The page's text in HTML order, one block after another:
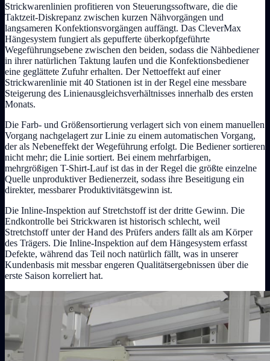
Strickwarenlinien profitieren von Steuerungssoftware, die die
Taktzeit-Diskrepanz zwischen kurzen Nähvorgängen und
langsameren Konfektionsvorgängen auffängt. Das CleverMax
Hängesystem fungiert als gepufferte überkopfgeführte
Wegeführungsebene zwischen den beiden, sodass die Nähbediener
in ihrer natürlichen Taktung laufen und die Konfektionsbediener
eine geglättete Zufuhr erhalten. Der Nettoeffekt auf einer
Strickwarenlinie mit 40 Stationen ist in der Regel eine messbare
Steigerung des Linienausgleichsverhältnisses innerhalb des ersten
Monats.
Die Farb- und Größensortierung verlagert sich von einem manuellen
Vorgang nachgelagert zur Linie zu einem automatischen Vorgang,
der als Nebeneffekt der Wegeführung erfolgt. Die Bediener sortieren
nicht mehr; die Linie sortiert. Bei einem mehrfarbigen,
mehrgrößigen T-Shirt-Lauf ist das in der Regel die größte einzelne
Quelle unproduktiver Bedienerzeit, sodass ihre Beseitigung ein
direkter, messbarer Produktivitätsgewinn ist.
Die Inline-Inspektion auf Stretchstoff ist der dritte Gewinn. Die
Endkontrolle bei Strickwaren ist historisch schlecht, weil
Stretchstoff unter der Hand des Prüfers anders fällt als am Körper
des Trägers. Die Inline-Inspektion auf dem Hängesystem erfasst
Defekte, während das Teil noch natürlich fällt, was in unserer
Kundenbasis mit messbar engeren Qualitätsergebnissen über die
erste Saison korreliert hat.